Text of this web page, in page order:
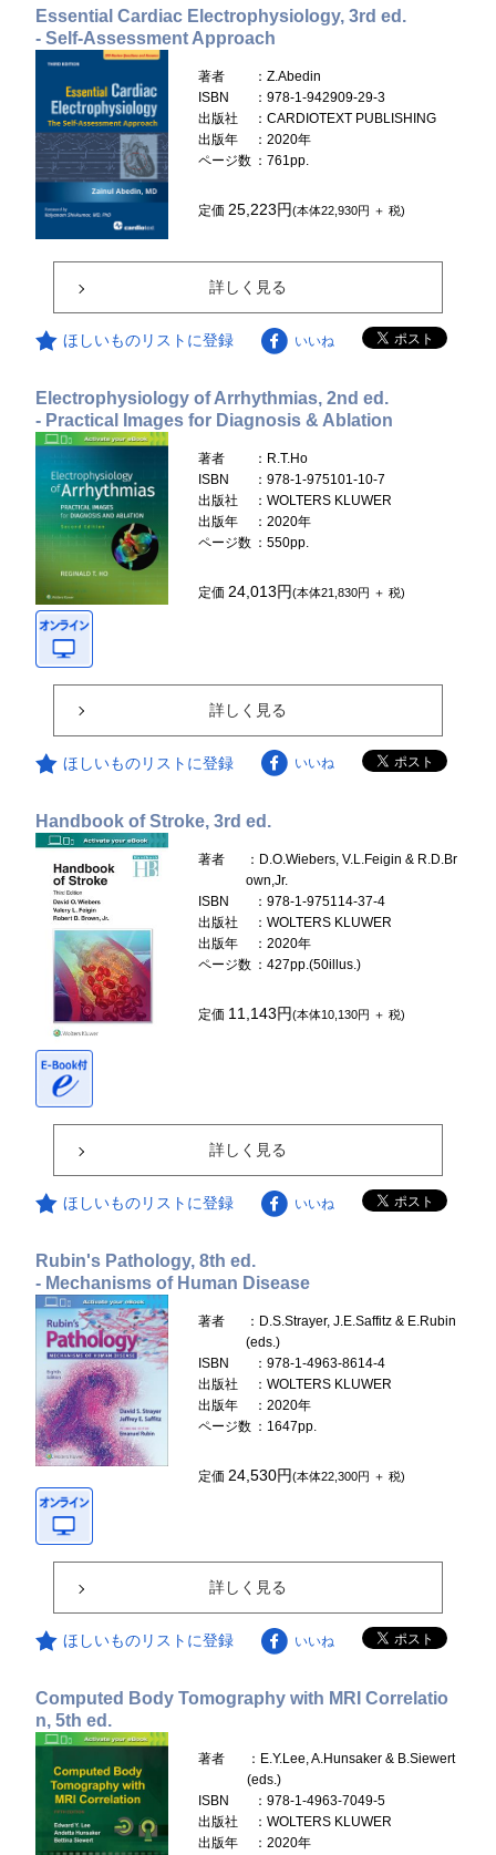
Essential Cardiac Electrophysiology, 3rd ed.
- Self-Assessment Approach
著者
：Z.Abedin
ISBN
：978-1-942909-29-3
出版社
：CARDIOTEXT PUBLISHING
出版年
：2020年
ページ数 ：761pp.
定価 25,223円(本体22,930円 ＋ 税)
詳しく見る
ほしいものリストに登録 いいね
Electrophysiology of Arrhythmias, 2nd ed.
- Practical Images for Diagnosis & Ablation
著者
：R.T.Ho
ISBN
：978-1-975101-10-7
出版社
：WOLTERS KLUWER
出版年
：2020年
ページ数 ：550pp.
定価24,013円(本体21,830円 ＋ 税)
詳しく見る
ほしいものリストに登録 いいね
Handbook of Stroke, 3rd ed.
著者
：D.O.Wiebers, V.L.Feigin & R.D.Br
own,Jr.
ISBN
：978-1-975114-37-4
出版社
：WOLTERS KLUWER
出版年
：2020年
ページ数 ：427pp.(50illus.)
定価 11,143円(本体10,130円 ＋ 税)
詳しく見る
ほしいものリストに登録 いいね
Rubin's Pathology, 8th ed.
- Mechanisms of Human Disease
著者
：D.S.Strayer, J.E.Saffitz & E.Rubin
(eds.)
ISBN
：978-1-4963-8614-4
出版社
：WOLTERS KLUWER
出版年
：2020年
ページ数 ：1647pp.
定価24,530円(本体22,300円 ＋ 税)
詳しく見る
ほしいものリストに登録 いいね
Computed Body Tomography with MRI Correlatio
n, 5th ed.
著者
：E.Y.Lee, A.Hunsaker & B.Siewert
(eds.)
ISBN
：978-1-4963-7049-5
出版社
：WOLTERS KLUWER
出版年
：2020年